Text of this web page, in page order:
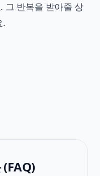
그 반복을 받아줄 상
.
(FAQ)